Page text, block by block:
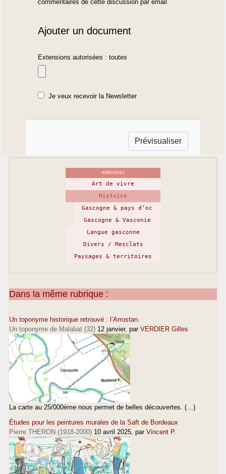
commentaires de cette discussion par email
Ajouter un document
Extensions autorisées : toutes
Je veux recevoir la Newsletter
RUBRIQUES
Art de vivre
Histoire
Gascogne & pays d’oc
Gascogne & Vasconie
Langue gasconne
Divers / Mesclats
Paysages & territoires
Dans la même rubrique :
Un toponyme historique retrouvé : l’Arrostan.
Un toponyme de Malabat (32) 12 janvier, par VERDIER Gilles
La carte au 25/000ème nous permet de belles découvertes. (…)
Études pour les peintures murales de la Saft de Bordeaux
Pierre THERON (1918-2000) 10 avril 2025, par Vincent P.